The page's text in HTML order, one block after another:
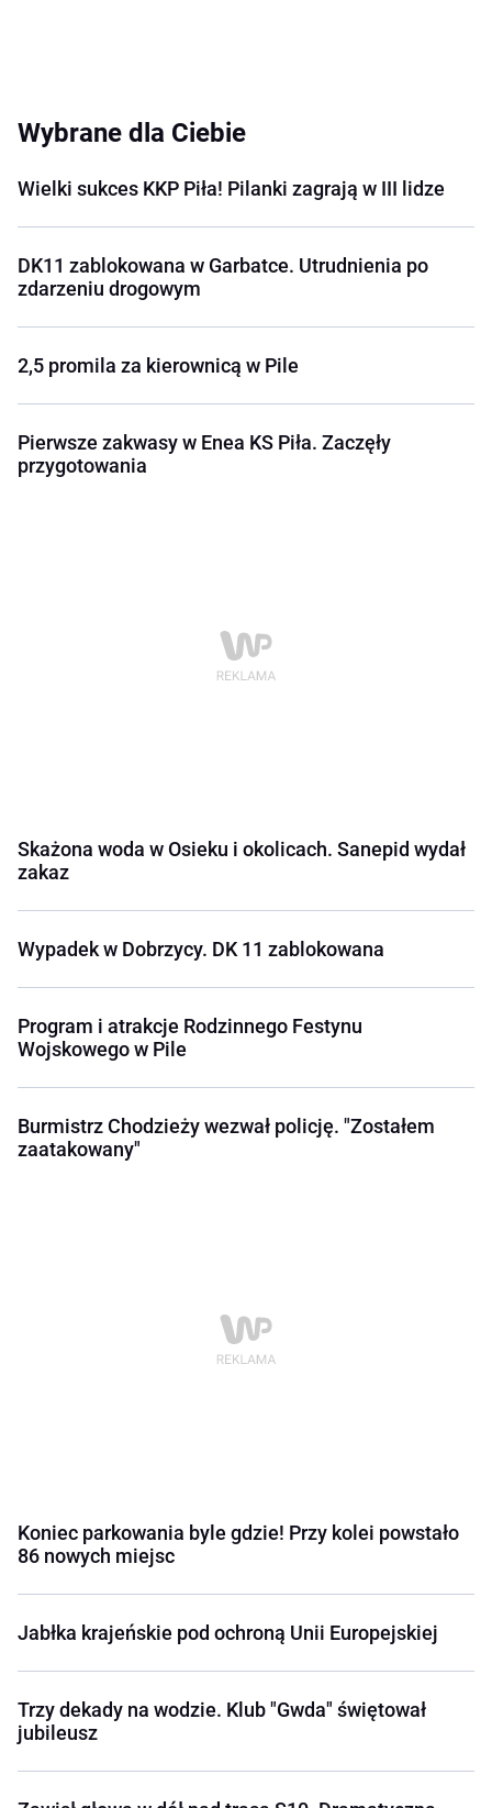
Wybrane dla Ciebie
Wielki sukces KKP Piła! Pilanki zagrają w III lidze
DK11 zablokowana w Garbatce. Utrudnienia po
zdarzeniu drogowym
2,5 promila za kierownicą w Pile
Pierwsze zakwasy w Enea KS Piła. Zaczęły
przygotowania
Skażona woda w Osieku i okolicach. Sanepid wydał
zakaz
Wypadek w Dobrzycy. DK 11 zablokowana
Program i atrakcje Rodzinnego Festynu
Wojskowego w Pile
Burmistrz Chodzieży wezwał policję. "Zostałem
zaatakowany"
Koniec parkowania byle gdzie! Przy kolei powstało
86 nowych miejsc
Jabłka krajeńskie pod ochroną Unii Europejskiej
Trzy dekady na wodzie. Klub "Gwda" świętował
jubileusz